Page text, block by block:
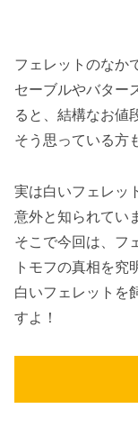
フェレットのなか
セーブルやバター
ると、結構なお値
そう思っている方
実は白いフェレッ
意外と知られてい
そこで今回は、フ
トモフの真相を究
白いフェレットを
すよ！